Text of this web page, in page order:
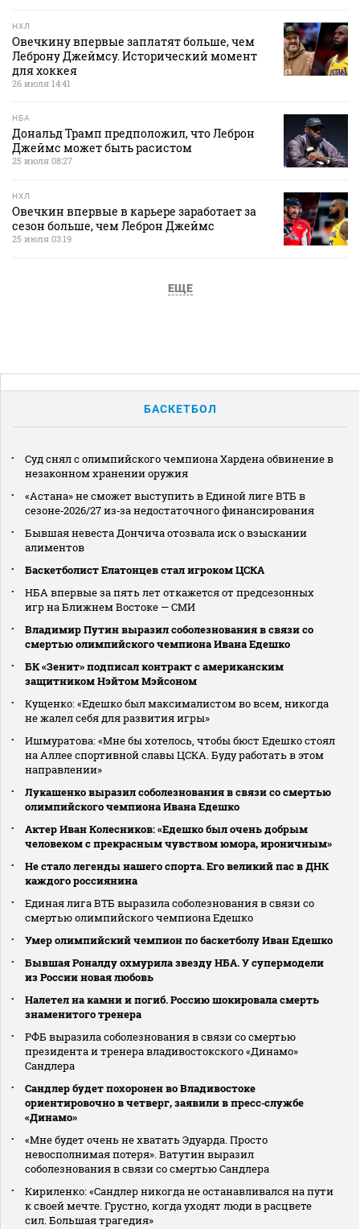
НХЛ
Овечкину впервые заплатят больше, чем
Леброну Джеймсу. Исторический момент
для хоккея
26 июля 14:41
НБА
Дональд Трамп предположил, что Леброн
Джеймс может быть расистом
25 июля 08:27
НХЛ
Овечкин впервые в карьере заработает за
сезон больше, чем Леброн Джеймс
25 июля 03:19
ЕЩЕ
БАСКЕТБОЛ
Суд снял с олимпийского чемпиона Хардена обвинение в
незаконном хранении оружия
«Астана» не сможет выступить в Единой лиге ВТБ в
сезоне‑2026/27 из‑за недостаточного финансирования
Бывшая невеста Дончича отозвала иск о взыскании
алиментов
Баскетболист Елатонцев стал игроком ЦСКА
НБА впервые за пять лет откажется от предсезонных
игр на Ближнем Востоке — СМИ
Владимир Путин выразил соболезнования в связи со
смертью олимпийского чемпиона Ивана Едешко
БК «Зенит» подписал контракт с американским
защитником Нэйтом Мэйсоном
Кущенко: «Едешко был максималистом во всем, никогда
не жалел себя для развития игры»
Ишмуратова: «Мне бы хотелось, чтобы бюст Едешко стоял
на Аллее спортивной славы ЦСКА. Буду работать в этом
направлении»
Лукашенко выразил соболезнования в связи со смертью
олимпийского чемпиона Ивана Едешко
Актер Иван Колесников: «Едешко был очень добрым
человеком с прекрасным чувством юмора, ироничным»
Не стало легенды нашего спорта. Его великий пас в ДНК
каждого россиянина
Единая лига ВТБ выразила соболезнования в связи со
смертью олимпийского чемпиона Едешко
Умер олимпийский чемпион по баскетболу Иван Едешко
Бывшая Роналду охмурила звезду НБА. У супермодели
из России новая любовь
Налетел на камни и погиб. Россию шокировала смерть
знаменитого тренера
РФБ выразила соболезнования в связи со смертью
президента и тренера владивостокского «Динамо»
Сандлера
Сандлер будет похоронен во Владивостоке
ориентировочно в четверг, заявили в пресс‑службе
«Динамо»
«Мне будет очень не хватать Эдуарда. Просто
невосполнимая потеря». Ватутин выразил
соболезнования в связи со смертью Сандлера
Кириленко: «Сандлер никогда не останавливался на пути
к своей мечте. Грустно, когда уходят люди в расцвете
сил. Большая трагедия»